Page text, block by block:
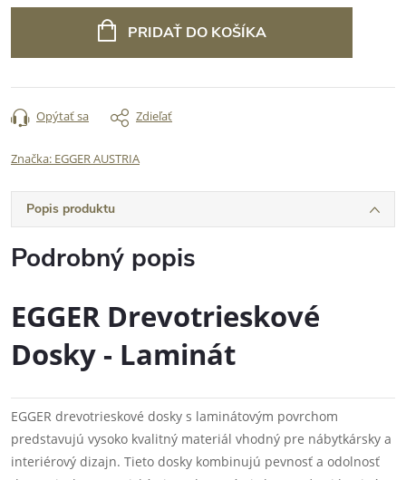
PRIDAŤ DO KOŠÍKA
Opýtať sa Zdieľať
Značka: EGGER AUSTRIA
Popis produktu
Podrobný popis
EGGER Drevotrieskové
Dosky - Laminát
EGGER drevotrieskové dosky s laminátovým povrchom
predstavujú vysoko kvalitný materiál vhodný pre nábytkársky a
interiérový dizajn. Tieto dosky kombinujú pevnosť a odolnosť